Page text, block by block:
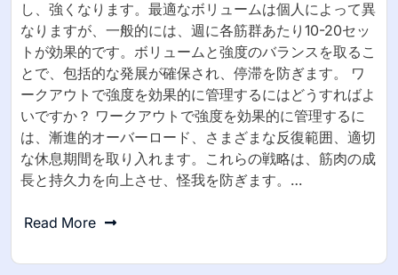
し、強くなります。最適なボリュームは個人によって異
なりますが、一般的には、週に各筋群あたり10-20セッ
トが効果的です。ボリュームと強度のバランスを取るこ
とで、包括的な発展が確保され、停滞を防ぎます。 ワ
ークアウトで強度を効果的に管理するにはどうすればよ
いですか？ ワークアウトで強度を効果的に管理するに
は、漸進的オーバーロード、さまざまな反復範囲、適切
な休息期間を取り入れます。これらの戦略は、筋肉の成
長と持久力を向上させ、怪我を防ぎます。…
Read More